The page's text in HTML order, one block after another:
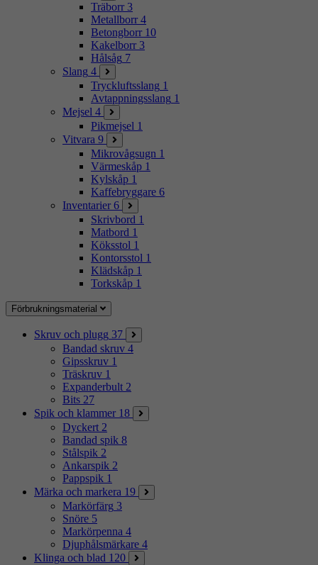
Träborr 3
Metallborr 4
Betongborr 10
Kakelborr 3
Hålsåg 7
Slang 4
Tryckluftsslang 1
Avtappningsslang 1
Mejsel 4
Pikmejsel 1
Vitvara 9
Mikrovågsugn 1
Värmeskåp 1
Kylskåp 1
Kaffebryggare 6
Inventarier 6
Skrivbord 1
Matbord 1
Köksstol 1
Kontorsstol 1
Klädskåp 1
Torkskåp 1
Förbrukningsmaterial
Skruv och plugg 37
Bandad skruv 4
Gipsskruv 1
Träskruv 1
Expanderbult 2
Bits 27
Spik och klammer 18
Dyckert 2
Bandad spik 8
Stålspik 2
Ankarspik 2
Pappspik 1
Märka och markera 19
Markörfärg 3
Snöre 5
Markörpenna 4
Djuphålsmärkare 4
Klinga och blad 120